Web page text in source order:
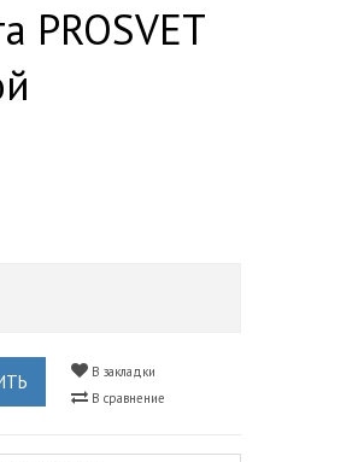
PROSVET
В закладки
В сравнение